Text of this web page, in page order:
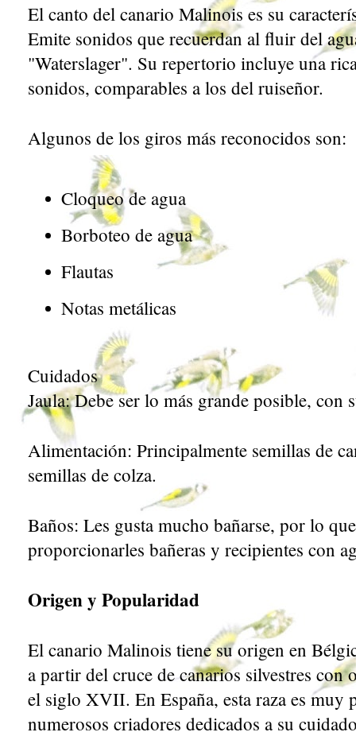
El canto del canario Malinois es su
Emite sonidos que recuerdan al fluir del
"Waterslager". Su repertorio incluye una
sonidos, comparables a los del ruiseñor.
Algunos de los giros más reconocidos son:
Cloqueo de agua
Borboteo de agua
Flautas
Notas metálicas
Cuidados
Jaula: Debe ser lo más grande posible, con
Alimentación: Principalmente semillas de
semillas de colza.
Baños: Les gusta mucho bañarse, por lo
proporcionarles bañeras y recipientes con
Origen y Popularidad
El canario Malinois tiene su origen en
a partir del cruce de canarios silvestres con
el siglo XVII. En España, esta raza es muy
numerosos criadores dedicados a su